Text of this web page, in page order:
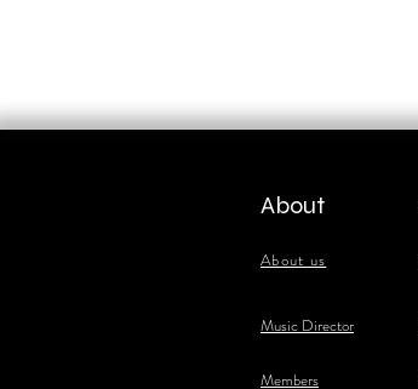
About
About us
​Music Director
​Members